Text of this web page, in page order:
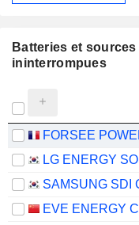
Batteries et
ininterrompues
FORSEE
SAMSUNG SDI
EVE ENERGY